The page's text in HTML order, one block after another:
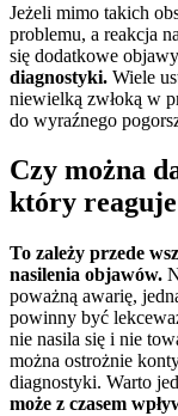
Jeżeli mimo takich
problemu, a reakcja
się dodatkowe
diagnostyki. Wiele
niewielką zwłoką w
do wyraźnego
Czy można
który reaguje
To zależy przede
nasilenia objawów.
poważną awarię,
powinny być
nie nasila się i nie
można ostrożnie
diagnostyki. Warto
może z czasem